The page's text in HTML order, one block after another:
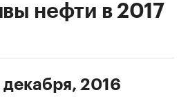
нефти в 2017
декабря, 2016